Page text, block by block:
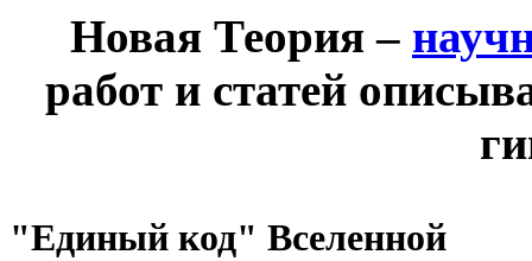
Новая Теория –
работ и статей
"Единый код" Вселенной